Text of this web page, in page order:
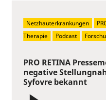
PRO RETINA
negative
Syfovre bekannt
Netzhauterkrankungen
Therapie
Podcast